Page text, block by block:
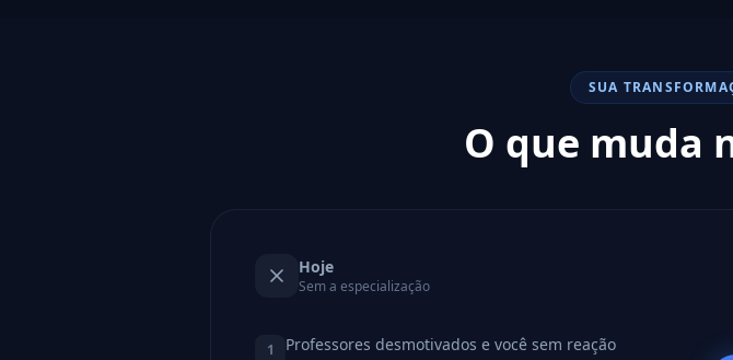
SUA
O que muda
Hoje
Sem a especialização
1 Professores desmotivados e você sem reação